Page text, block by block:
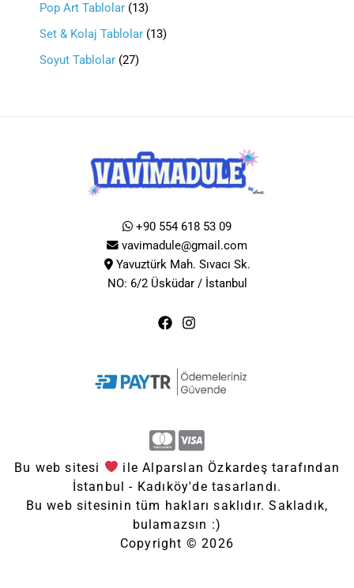
Pop Art Tablolar 13
Set & Kolaj Tablolar 13
Soyut Tablolar 27
+90 554 618 53 09
vavimadule@gmail.com
Yavuztürk Mah. Sıvacı Sk.
NO: 6/2 Üsküdar / İstanbul
Bu web sitesi
ile Alparslan Özkardeş tarafından
İstanbul - Kadıköy'de tasarlandı.
Bu web sitesinin tüm hakları saklıdır. Sakladık,
bulamazsın :)
Copyright © 2026